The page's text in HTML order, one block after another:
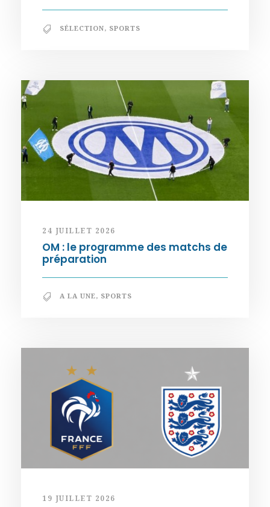
SÉLECTION, SPORTS
24 JUILLET 2026
OM : le programme des matchs de
préparation
A LA UNE, SPORTS
19 JUILLET 2026